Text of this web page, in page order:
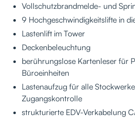
Vollschutzbrandmelde- und
9 Hochgeschwindigkeitslifte in
Lastenlift im Tower
Deckenbeleuchtung
berührungslose Kartenleser für
Büroeinheiten
Lastenaufzug für alle
Zugangskontrolle
strukturierte EDV-Verkabelung